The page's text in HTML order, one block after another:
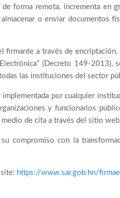
forma remota, incrementa en
o enviar documentos
a través de
(Decreto 149-
las instituciones del sector
por cualquier
y funcionarios
de cita a través del sitio web
compromiso con la
https://www.sar.gob.hn/